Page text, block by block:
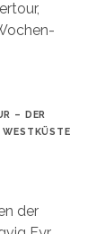
– DER
der